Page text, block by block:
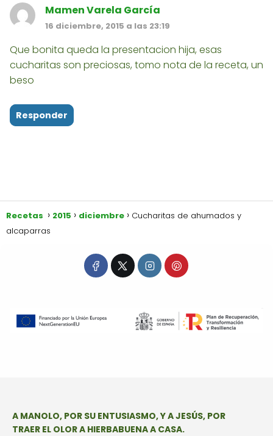
Mamen Varela García
16 diciembre, 2015 a las 23:19
Que bonita queda la presentacion hija, esas
cucharitas son preciosas, tomo nota de la receta, un
beso
Responder
Recetas 2015 diciembre
Cucharitas de ahumados y
alcaparras
A MANOLO, POR SU ENTUSIASMO, Y A JESÚS, POR
TRAER EL OLOR A HIERBABUENA A CASA.